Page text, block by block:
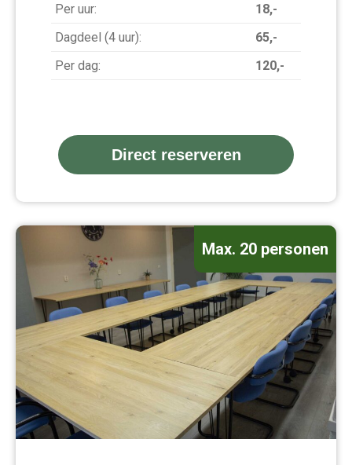
Per uur:
18,-
Dagdeel (4 uur):
65,-
Per dag:
120,-
Direct reserveren
Max. 20 personen